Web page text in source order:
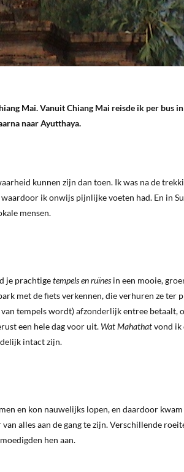
Mai. Vanuit Chiang Mai reisde ik per bus
naar Ayutthaya.
kunnen zijn dan toen. Ik was na de
ik onwijs pijnlijke voeten had. En in
mensen.
je prachtigetempels en ruïnesin een mooie,
met de fiets verkennen, die verhuren ze ter
tempels wordt) afzonderlijk entree betaalt,
een hele dag voor uit. Wat Mahathatvond ik
intact zijn.
en kon nauwelijks lopen, en daardoor
alles aan de gang te zijn. Verschillende
hen aan.